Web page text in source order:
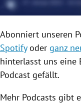
Abonniert unseren
Spotifyoder ganz
hinterlasst uns eine
Podcast gefällt.
Mehr Podcasts gibt